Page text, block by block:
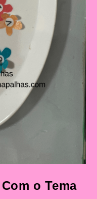
o Tema